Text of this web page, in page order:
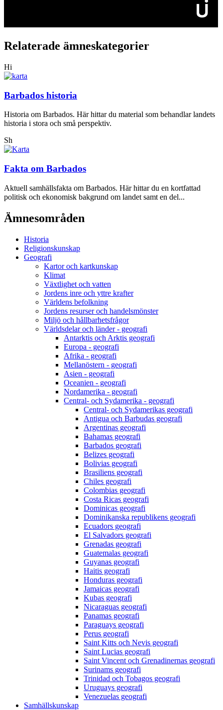
Relaterade ämneskategorier
Hi
Barbados historia
Historia om Barbados. Här hittar du material som behandlar landets
historia i stora och små perspektiv.
Sh
Fakta om Barbados
Aktuell samhällsfakta om Barbados. Här hittar du en kortfattad
politisk och ekonomisk bakgrund om landet samt en del...
Ämnesområden
Historia
Religionskunskap
Geografi
Kartor och kartkunskap
Klimat
Växtlighet och vatten
Jordens inre och yttre krafter
Världens befolkning
Jordens resurser och handelsmönster
Miljö och hållbarhetsfrågor
Världsdelar och länder - geografi
Antarktis och Arktis geografi
Europa - geografi
Afrika - geografi
Mellanöstern - geografi
Asien - geografi
Oceanien - geografi
Nordamerika - geografi
Central- och Sydamerika - geografi
Central- och Sydamerikas geografi
Antigua och Barbudas geografi
Argentinas geografi
Bahamas geografi
Barbados geografi
Belizes geografi
Bolivias geografi
Brasiliens geografi
Chiles geografi
Colombias geografi
Costa Ricas geografi
Dominicas geografi
Dominikanska republikens geografi
Ecuadors geografi
El Salvadors geografi
Grenadas geografi
Guatemalas geografi
Guyanas geografi
Haitis geografi
Honduras geografi
Jamaicas geografi
Kubas geografi
Nicaraguas geografi
Panamas geografi
Paraguays geografi
Perus geografi
Saint Kitts och Nevis geografi
Saint Lucias geografi
Saint Vincent och Grenadinernas geografi
Surinams geografi
Trinidad och Tobagos geografi
Uruguays geografi
Venezuelas geografi
Samhällskunskap